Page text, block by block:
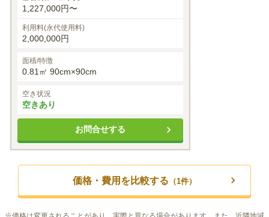
1,227,000円〜
利用料(永代使用料)
2,000,000円
面積/特徴
0.81㎡ 90cm×90cm
空き状況
空きあり
お問合せする
価格・費用を比較する （1件）